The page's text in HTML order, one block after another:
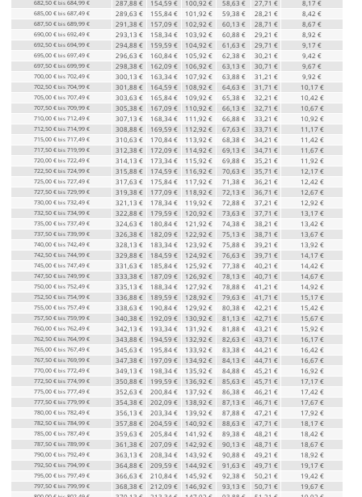
682,50 € bis 684,99 € 287,88 € 154,59 € 100,92 € 58,63 € 27,71 € 8,17 €
685,00 € bis 687,49 € 289,63 € 155,84 € 101,92 € 59,38 € 28,21 € 8,42 €
687,50 € bis 689,99 € 291,38 € 157,09 € 102,92 € 60,13 € 28,71 € 8,67 €
690,00 € bis 692,49 € 293,13 € 158,34 € 103,92 € 60,88 € 29,21 € 8,92 €
692,50 € bis 694,99 € 294,88 € 159,59 € 104,92 € 61,63 € 29,71 € 9,17 €
695,00 € bis 697,49 € 296,63 € 160,84 € 105,92 € 62,38 € 30,21 € 9,42 €
697,50 € bis 699,99 € 298,38 € 162,09 € 106,92 € 63,13 € 30,71 € 9,67 €
700,00 € bis 702,49 € 300,13 € 163,34 € 107,92 € 63,88 € 31,21 € 9,92 €
702,50 € bis 704,99 € 301,88 € 164,59 € 108,92 € 64,63 € 31,71 € 10,17 €
705,00 € bis 707,49 € 303,63 € 165,84 € 109,92 € 65,38 € 32,21 € 10,42 €
707,50 € bis 709,99 € 305,38 € 167,09 € 110,92 € 66,13 € 32,71 € 10,67 €
710,00 € bis 712,49 € 307,13 € 168,34 € 111,92 € 66,88 € 33,21 € 10,92 €
712,50 € bis 714,99 € 308,88 € 169,59 € 112,92 € 67,63 € 33,71 € 11,17 €
715,00 € bis 717,49 € 310,63 € 170,84 € 113,92 € 68,38 € 34,21 € 11,42 €
717,50 € bis 719,99 € 312,38 € 172,09 € 114,92 € 69,13 € 34,71 € 11,67 €
720,00 € bis 722,49 € 314,13 € 173,34 € 115,92 € 69,88 € 35,21 € 11,92 €
722,50 € bis 724,99 € 315,88 € 174,59 € 116,92 € 70,63 € 35,71 € 12,17 €
725,00 € bis 727,49 € 317,63 € 175,84 € 117,92 € 71,38 € 36,21 € 12,42 €
727,50 € bis 729,99 € 319,38 € 177,09 € 118,92 € 72,13 € 36,71 € 12,67 €
730,00 € bis 732,49 € 321,13 € 178,34 € 119,92 € 72,88 € 37,21 € 12,92 €
732,50 € bis 734,99 € 322,88 € 179,59 € 120,92 € 73,63 € 37,71 € 13,17 €
735,00 € bis 737,49 € 324,63 € 180,84 € 121,92 € 74,38 € 38,21 € 13,42 €
737,50 € bis 739,99 € 326,38 € 182,09 € 122,92 € 75,13 € 38,71 € 13,67 €
740,00 € bis 742,49 € 328,13 € 183,34 € 123,92 € 75,88 € 39,21 € 13,92 €
742,50 € bis 744,99 € 329,88 € 184,59 € 124,92 € 76,63 € 39,71 € 14,17 €
745,00 € bis 747,49 € 331,63 € 185,84 € 125,92 € 77,38 € 40,21 € 14,42 €
747,50 € bis 749,99 € 333,38 € 187,09 € 126,92 € 78,13 € 40,71 € 14,67 €
750,00 € bis 752,49 € 335,13 € 188,34 € 127,92 € 78,88 € 41,21 € 14,92 €
752,50 € bis 754,99 € 336,88 € 189,59 € 128,92 € 79,63 € 41,71 € 15,17 €
755,00 € bis 757,49 € 338,63 € 190,84 € 129,92 € 80,38 € 42,21 € 15,42 €
757,50 € bis 759,99 € 340,38 € 192,09 € 130,92 € 81,13 € 42,71 € 15,67 €
760,00 € bis 762,49 € 342,13 € 193,34 € 131,92 € 81,88 € 43,21 € 15,92 €
762,50 € bis 764,99 € 343,88 € 194,59 € 132,92 € 82,63 € 43,71 € 16,17 €
765,00 € bis 767,49 € 345,63 € 195,84 € 133,92 € 83,38 € 44,21 € 16,42 €
767,50 € bis 769,99 € 347,38 € 197,09 € 134,92 € 84,13 € 44,71 € 16,67 €
770,00 € bis 772,49 € 349,13 € 198,34 € 135,92 € 84,88 € 45,21 € 16,92 €
772,50 € bis 774,99 € 350,88 € 199,59 € 136,92 € 85,63 € 45,71 € 17,17 €
775,00 € bis 777,49 € 352,63 € 200,84 € 137,92 € 86,38 € 46,21 € 17,42 €
777,50 € bis 779,99 € 354,38 € 202,09 € 138,92 € 87,13 € 46,71 € 17,67 €
780,00 € bis 782,49 € 356,13 € 203,34 € 139,92 € 87,88 € 47,21 € 17,92 €
782,50 € bis 784,99 € 357,88 € 204,59 € 140,92 € 88,63 € 47,71 € 18,17 €
785,00 € bis 787,49 € 359,63 € 205,84 € 141,92 € 89,38 € 48,21 € 18,42 €
787,50 € bis 789,99 € 361,38 € 207,09 € 142,92 € 90,13 € 48,71 € 18,67 €
790,00 € bis 792,49 € 363,13 € 208,34 € 143,92 € 90,88 € 49,21 € 18,92 €
792,50 € bis 794,99 € 364,88 € 209,59 € 144,92 € 91,63 € 49,71 € 19,17 €
795,00 € bis 797,49 € 366,63 € 210,84 € 145,92 € 92,38 € 50,21 € 19,42 €
797,50 € bis 799,99 € 368,38 € 212,09 € 146,92 € 93,13 € 50,71 € 19,67 €